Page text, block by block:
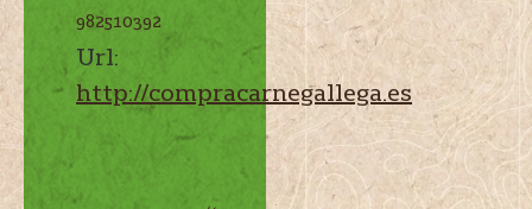
982510392
Url:
http://compracarnegallega.es